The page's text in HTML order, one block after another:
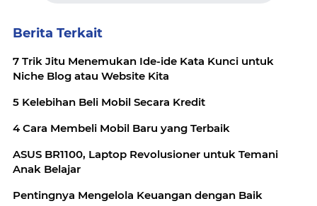
Berita Terkait
7 Trik Jitu Menemukan Ide-ide Kata Kunci untuk
Niche Blog atau Website Kita
5 Kelebihan Beli Mobil Secara Kredit
4 Cara Membeli Mobil Baru yang Terbaik
ASUS BR1100, Laptop Revolusioner untuk Temani
Anak Belajar
Pentingnya Mengelola Keuangan dengan Baik